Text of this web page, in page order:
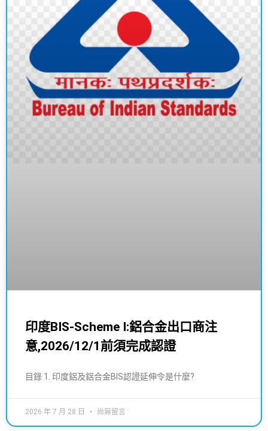
印度BIS-Scheme I:鋁合金出口商注
意,2026/12/1前須完成認證
目錄 1. 印度鋁及鋁合金BIS認證延伸令是什麼?
2026 年 7 月 28 日 尚無留言